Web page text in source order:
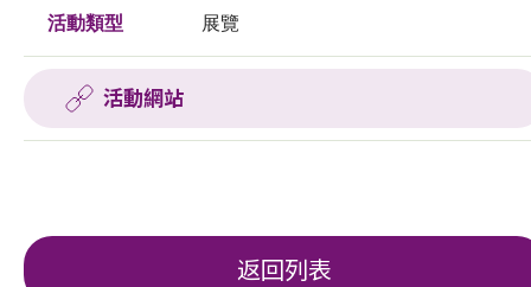
活動類型 展覽
活動網站
返回列表